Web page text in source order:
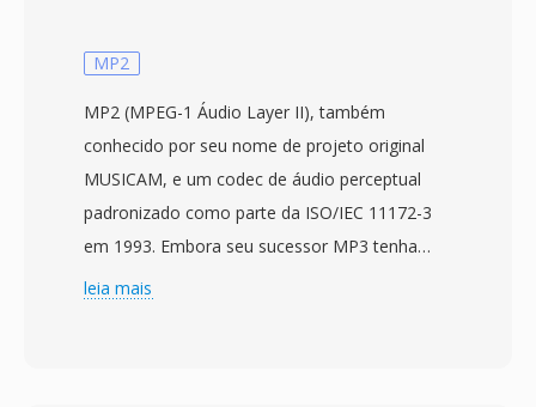
MP2
MP2 (MPEG-1 Áudio Layer II), também
conhecido por seu nome de projeto original
MUSICAM, e um codec de áudio perceptual
padronizado como parte da ISO/IEC 11172-3
em 1993. Embora seu sucessor MP3 tenha
capturado os holofotes do consumidor, o MP2
leia mais